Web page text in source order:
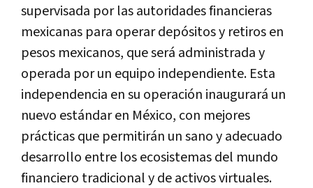
supervisada por las autoridades financieras
mexicanas para operar depósitos y retiros en
pesos mexicanos, que será administrada y
operada por un equipo independiente. Esta
independencia en su operación inaugurará un
nuevo estándar en México, con mejores
prácticas que permitirán un sano y adecuado
desarrollo entre los ecosistemas del mundo
financiero tradicional y de activos virtuales.